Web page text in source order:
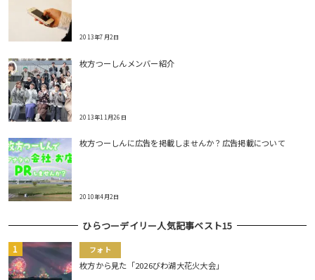
2013年7月2日
枚方つーしんメンバー紹介
2013年11月26日
枚方つーしんに広告を掲載しませんか？広告掲載について
2010年4月2日
ひらつーデイリー人気記事ベスト15
フォト
枚方から見た「2026びわ湖大花火大会」